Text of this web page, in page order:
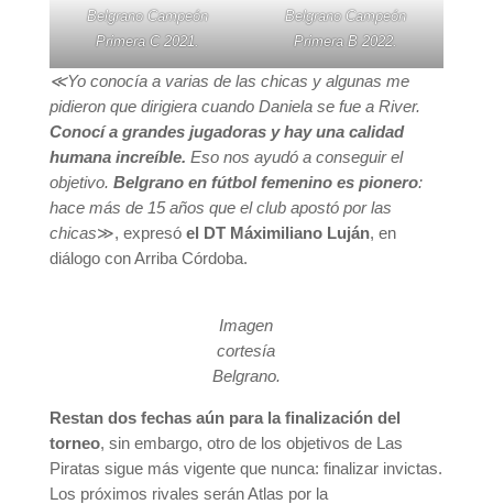
Belgrano Campeón
Primera C 2021.
Belgrano Campeón
Primera B 2022.
≪Yo conocía a varias de las chicas y algunas me
pidieron que dirigiera cuando Daniela se fue a River.
Conocí a grandes jugadoras y hay una calidad
humana increíble. Eso nos ayudó a conseguir el
objetivo. Belgrano en fútbol femenino es pionero:
hace más de 15 años que el club apostó por las
chicas≫, expresó el DT Máximiliano Luján, en
diálogo con Arriba Córdoba.
Imagen
cortesía
Belgrano.
Restan dos fechas aún para la finalización del
torneo, sin embargo, otro de los objetivos de Las
Piratas sigue más vigente que nunca: finalizar invictas.
Los próximos rivales serán Atlas por la